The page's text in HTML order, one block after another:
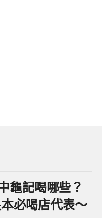
龜記喝哪些？
必喝店代表～